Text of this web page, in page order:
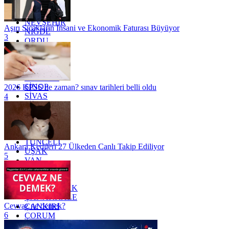
MUĞLA
MUŞ
NEVŞEHİR
NİĞDE
ORDU
OSMANİYE
RİZE
SAKARYA
SAMSUN
SİNOP
SİVAS
SİİRT
TEKİRDAĞ
TOKAT
TRABZON
TUNCELİ
UŞAK
VAN
YALOVA
YOZGAT
ZONGULDAK
ÇANAKKALE
ÇANKIRI
ÇORUM
İSTANBUL
Aşırı Sıcakların İnsani ve Ekonomik Faturası Büyüyor
3
2026 KPSS ne zaman? sınav tarihleri belli oldu
4
Ankara Kedileri 27 Ülkeden Canlı Takip Ediliyor
5
Cevvaz ne demek?
6